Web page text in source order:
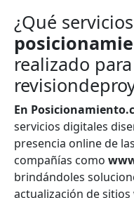
¿Qué
realizado para
En
servicios digitales
presencia online de
compañías como
brindándoles
actualización de